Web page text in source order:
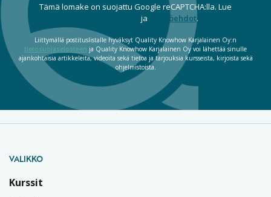
Tämä lomake on suojattu Google reCAPTCHA:lla. Lue
ja käyttöehdot.
Liittymällä postituslistalle hyväksyt Quality Knowhow Karjalainen Oy:n
tietosuojaselosteen ja Quality Knowhow Karjalainen Oy voi lähettää sinulle
ajankohtaisia artikkeleita, videoita sekä tietoa ja tarjouksia kursseista, kirjoista sekä
ohjelmistoista.
VALIKKO
Kurssit